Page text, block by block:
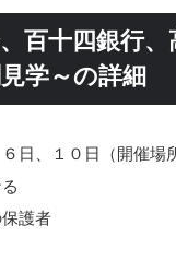
百十四銀行
学～の詳細
日、１０日（開催場
護者